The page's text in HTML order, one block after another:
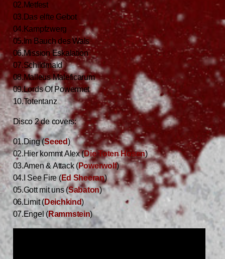
02.Metfest
03.Das elfte Gebot
04.Kampfzwerg
05.Im Bauch des Wals
06.Mission Eskalation
07.Schildmaid
08.Malleus Maleficarum
09.Lords Of Powermet
10.Totentanz
Disco 2 de covers:
01.Ding (Seeed)
02.Hier kommt Alex (Die Toten Hosen)
03.Amen & Attack (Powerwolf)
04.I See Fire (Ed Sheeran)
05.Gott mit uns (Sabaton)
06.Limit (Deichkind)
07.Engel (Rammstein)